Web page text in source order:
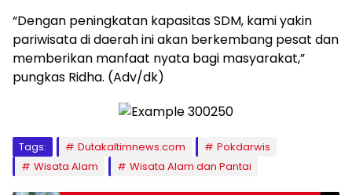
“Dengan peningkatan kapasitas SDM, kami yakin
pariwisata di daerah ini akan berkembang pesat dan
memberikan manfaat nyata bagi masyarakat,”
pungkas Ridha. (Adv/dk)
Tags: Dutakaltimnews.com
Pokdarwis
Wisata Alam
Wisata Alam dan Pantai